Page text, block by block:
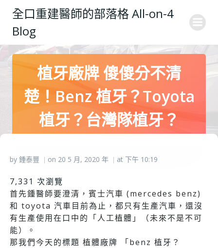
Skip
to
全口重建醫師的部落格 All-on-4
Blog
植牙廠牌 傻傻分不清
楚！Benz 植牙？Toyota
植牙？台灣隊植牙？
by 鍾泰豐 | on 20 5 月, 2020 年 | at 下午 10:19
7,331 次瀏覽
首先鍾醫師要澄清，賓士汽車 (mercedes benz)
和 toyota 汽車目前為止，都只有生產汽車，還沒
有生產使用在口中的「人工植體」（未來不是不可
能）。
那我們今天的標題 植體廠牌 「benz 植牙？